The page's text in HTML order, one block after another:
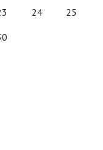
24 25